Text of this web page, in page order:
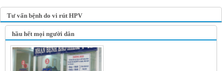
Tư vấn bệnh do vi rút HPV
hầu hết mọi người dân